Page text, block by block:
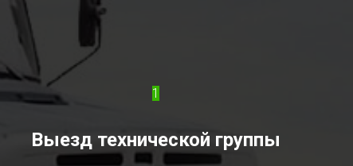
1
Выезд технической группы